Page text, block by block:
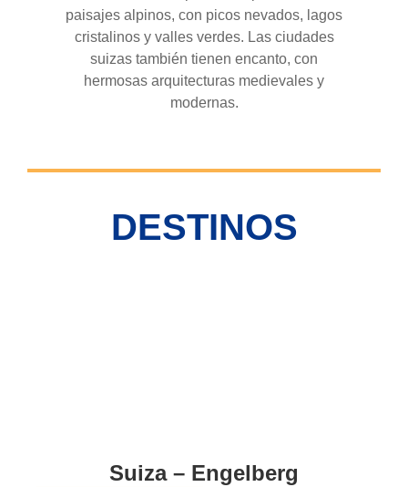
paisajes alpinos, con picos nevados, lagos
cristalinos y valles verdes. Las ciudades
suizas también tienen encanto, con
hermosas arquitecturas medievales y
modernas.
DESTINOS
Suiza – Engelberg